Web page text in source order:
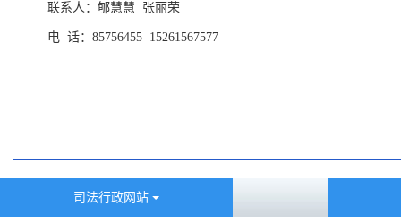
联系人：郇慧慧 张丽荣
电 话：85756455 15261567577
司法行政网站